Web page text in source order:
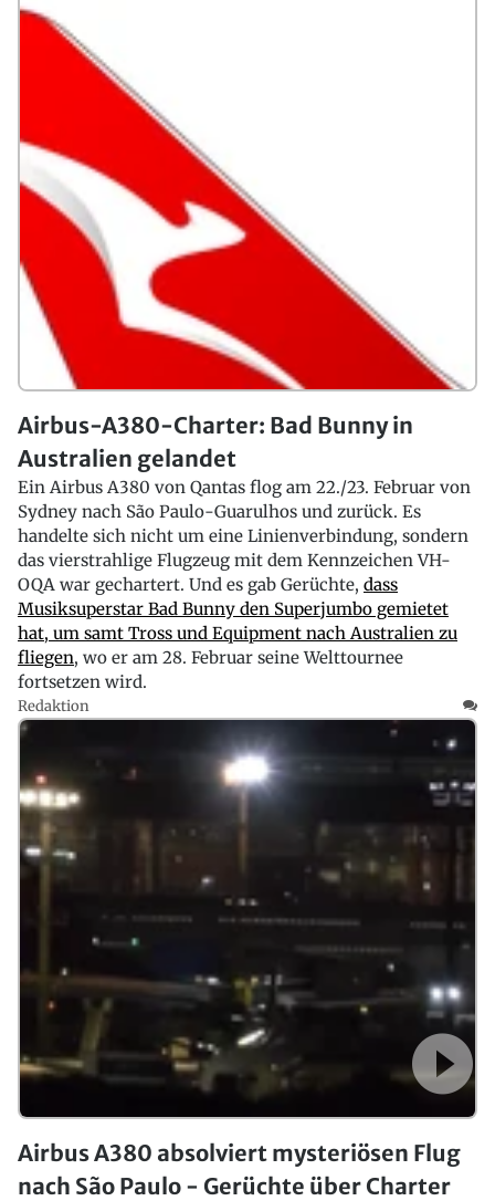
Airbus-A380-Charter: Bad Bunny in
Australien gelandet
Ein Airbus A380 von Qantas flog am 22./23. Februar von
Sydney nach São Paulo-Guarulhos und zurück. Es
handelte sich nicht um eine Linienverbindung, sondern
das vierstrahlige Flugzeug mit dem Kennzeichen VH-
OQA war gechartert. Und es gab Gerüchte, dass
Musiksuperstar Bad Bunny den Superjumbo gemietet
hat, um samt Tross und Equipment nach Australien zu
fliegen, wo er am 28. Februar seine Welttournee
fortsetzen wird.
Redaktion
Airbus A380 absolviert mysteriösen Flug
nach São Paulo - Gerüchte über Charter